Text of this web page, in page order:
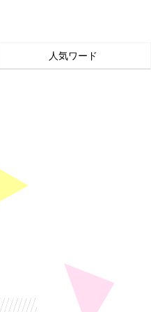
人気ワード